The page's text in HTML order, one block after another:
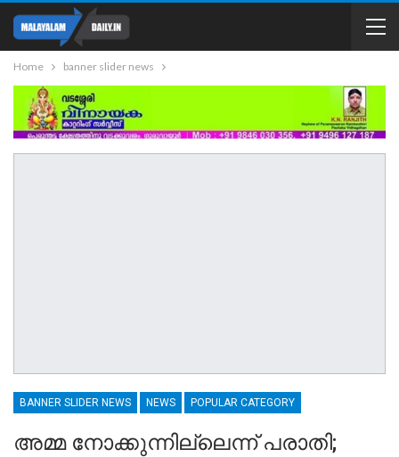
Home banner slider news
BANNER SLIDER NEWS NEWS POPULAR CATEGORY
അമ്മ നോക്കുന്നില്ലെന്ന്‌ പരാതി;